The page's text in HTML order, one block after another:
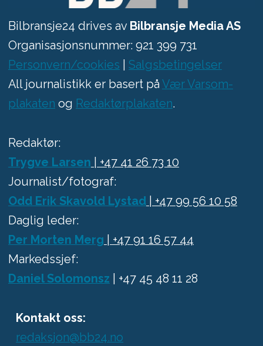
Bilbransje24 drives av Bilbransje Media AS
Organisasjonsnummer: 921 399 731
Personvern/cookies
Salgsbetingelser
All journalistikk er basert på Vær Varsom-
plakaten og Redaktørplakaten.
Redaktør:
Trygve Larsen | +47 41 26 73 10
Journalist/fotograf:
Odd Erik Skavold Lystad| +47 99 56 10 58
Daglig leder:
Per Morten Merg | +47 91 16 57 44
Markedssjef:
Daniel Solomonsz | +47 45 48 11 28
Kontakt oss:
redaksjon@bb24.no